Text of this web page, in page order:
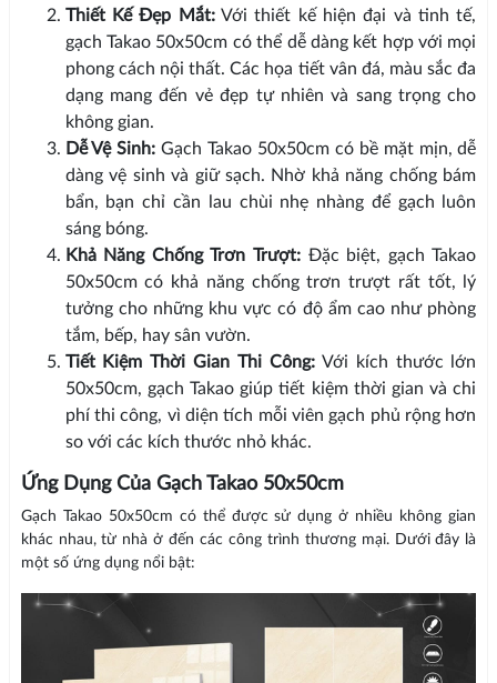
Thiết Kế Đẹp Mắt:Với thiết kế hiện đại và tinh tế,
gạch Takao 50x50cm có thể dễ dàng kết hợp với mọi
phong cách nội thất. Các họa tiết vân đá, màu sắc đa
dạng mang đến vẻ đẹp tự nhiên và sang trọng cho
không gian.
Dễ Vệ Sinh: Gạch Takao 50x50cm có bề mặt mịn, dễ
dàng vệ sinh và giữ sạch. Nhờ khả năng chống bám
bẩn, bạn chỉ cần lau chùi nhẹ nhàng để gạch luôn
sáng bóng.
Khả Năng Chống Trơn Trượt: Đặc biệt, gạch Takao
50x50cm có khả năng chống trơn trượt rất tốt, lý
tưởng cho những khu vực có độ ẩm cao như phòng
tắm, bếp, hay sân vườn.
Tiết Kiệm Thời Gian Thi Công:Với kích thước lớn
50x50cm, gạch Takao giúp tiết kiệm thời gian và chi
phí thi công, vì diện tích mỗi viên gạch phủ rộng hơn
so với các kích thước nhỏ khác.
Ứng Dụng Của Gạch Takao 50x50cm
Gạch Takao 50x50cm có thể được sử dụng ở nhiều không gian
khác nhau, từ nhà ở đến các công trình thương mại. Dưới đây là
một số ứng dụng nổi bật: